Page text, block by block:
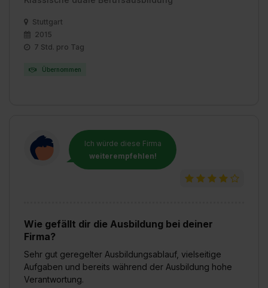
Stuttgart
2015
7 Std. pro Tag
Übernommen
Ich würde diese Firma
weiterempfehlen!
Wie gefällt dir die Ausbildung bei deiner
Firma?
Sehr gut geregelter Ausbildungsablauf, vielseitige
Aufgaben und bereits während der Ausbildung hohe
Verantwortung.